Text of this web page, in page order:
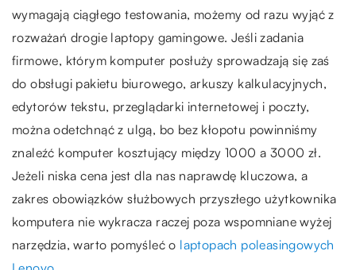
wymagają ciągłego testowania, możemy od razu wyjąć z
rozważań drogie laptopy gamingowe. Jeśli zadania
firmowe, którym komputer posłuży sprowadzają się zaś
do obsługi pakietu biurowego, arkuszy kalkulacyjnych,
edytorów tekstu, przeglądarki internetowej i poczty,
można odetchnąć z ulgą, bo bez kłopotu powinniśmy
znaleźć komputer kosztujący między 1000 a 3000 zł.
Jeżeli niska cena jest dla nas naprawdę kluczowa, a
zakres obowiązków służbowych przyszłego użytkownika
komputera nie wykracza raczej poza wspomniane wyżej
narzędzia, warto pomyśleć o laptopach poleasingowych